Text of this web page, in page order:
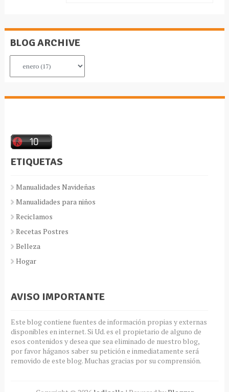
BLOG ARCHIVE
ETIQUETAS
Manualidades Navideñas
Manualidades para niños
Reciclamos
Recetas Postres
Belleza
Hogar
AVISO IMPORTANTE
Este blog contiene fuentes de información propias y externas
disponibles en internet. Si Ud. es el propietario de alguno de
esos contenidos y desea que sea eliminado de nuestro blog,
por favor háganos saber su petición e inmediatamente será
removido de este blog. Muchas gracias por su comprensión.